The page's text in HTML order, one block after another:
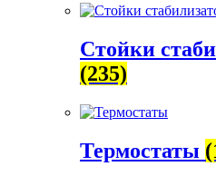
Стойки
(235)
Термостаты